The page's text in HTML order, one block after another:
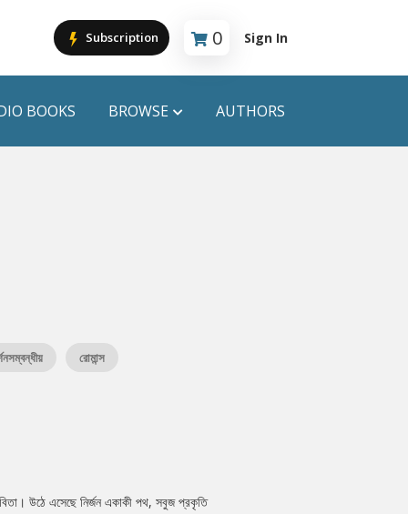
Subscription 0
Cart is empty
Sign In
BOOKS BROWSE AUTHORS
রোমান্স
উঠে এসেছে নির্জন একাকী পথ, সবুজ প্রকৃতি